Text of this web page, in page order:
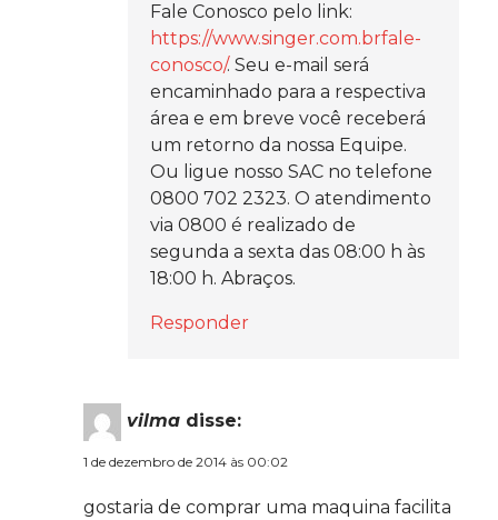
Fale Conosco pelo link:
https://www.singer.com.brfale-
conosco/. Seu e-mail será
encaminhado para a respectiva
área e em breve você receberá
um retorno da nossa Equipe.
Ou ligue nosso SAC no telefone
0800 702 2323. O atendimento
via 0800 é realizado de
segunda a sexta das 08:00 h às
18:00 h. Abraços.
Responder
vilma disse:
1 de dezembro de 2014 às 00:02
gostaria de comprar uma maquina facilita